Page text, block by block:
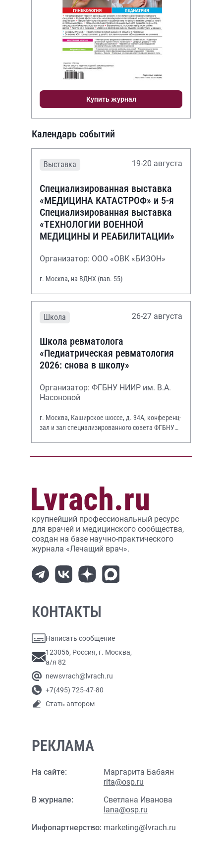
Купить журнал
Календарь событий
Выставка 19-20 августа
Специализированная выставка
«МЕДИЦИНА КАТАСТРОФ» и 5-я
Специализированная выставка
«ТЕХНОЛОГИИ ВОЕННОЙ
МЕДИЦИНЫ И РЕАБИЛИТАЦИИ»
Организатор: ООО «ОВК «БИЗОН»
г. Москва, на ВДНХ (пав. 55)
Школа 26-27 августа
Школа ревматолога
«Педиатрическая ревматология
2026: снова в школу»
Организатор: ФГБНУ НИИР им. В.А.
Насоновой
г. Москва, Каширское шоссе, д. 34А, конференц-
зал и зал специализированного совета ФГБНУ
крупнейший профессиональный ресурс
для врачей и медицинского сообщества,
создан на базе научно-практического
журнала «Лечащий врач».
КОНТАКТЫ
Написать сообщение
123056, Россия, г. Москва,
а/я 82
newsvrach@lvrach.ru
+7(495) 725-47-80
Стать автором
РЕКЛАМА
На сайте:
Маргарита Бабаян
rita@osp.ru
В журнале:
Светлана Иванова
lana@osp.ru
Инфопартнерство: marketing@lvrach.ru